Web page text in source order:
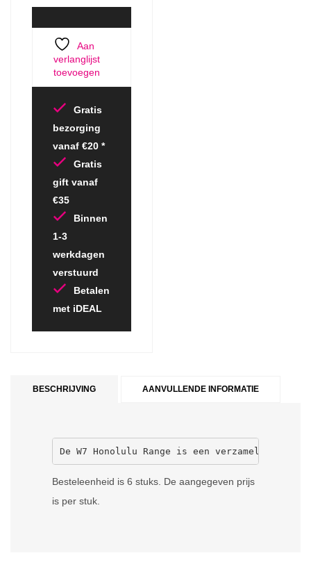
Aan
verlanglijst
toevoegen
Gratis
bezorging
vanaf €20 *
Gratis
gift vanaf
€35
Binnen
1-3
werkdagen
verstuurd
Betalen
met iDEAL
BESCHRIJVING AANVULLENDE INFORMATIE
De W7 Honolulu Range is een verzameling
Besteleenheid is 6 stuks. De aangegeven prijs
is per stuk.